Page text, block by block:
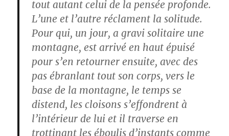
tout autant celui de la pensée profonde.
L’une et l’autre réclament la solitude.
Pour qui, un jour, a gravi solitaire une
montagne, est arrivé en haut épuisé
pour s’en retourner ensuite, avec des
pas ébranlant tout son corps, vers le
base de la montagne, le temps se
distend, les cloisons s’effondrent à
l’intérieur de lui et il traverse en
trottinant les éboulis d’instants comme